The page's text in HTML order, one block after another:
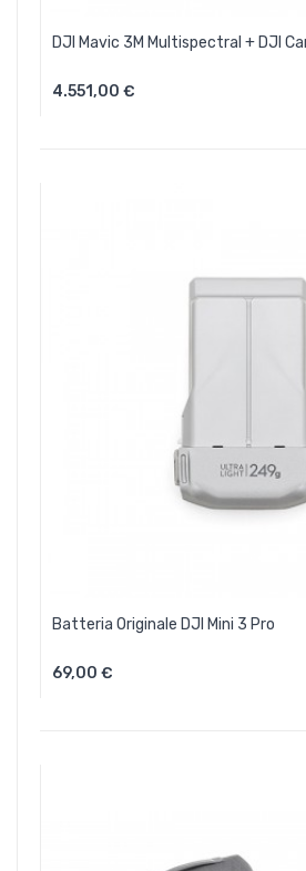
DJI Mavic 3M Multispectral + DJI
4.551,00 €Aggiungi Al Carrello
Batteria Originale DJI Mini 3 Pro
69,00 €Aggiungi Al Carrello